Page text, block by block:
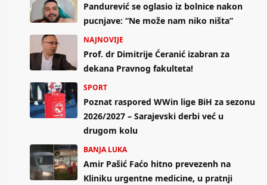
Pandurević se oglasio iz bolnice nakon
pucnjave: “Ne može nam niko ništa”
NAJNOVIJE
Prof. dr Dimitrije Ćeranić izabran za
dekana Pravnog fakulteta!
SPORT
Poznat raspored WWin lige BiH za sezonu
2026/2027 – Sarajevski derbi već u
drugom kolu
BANJA LUKA
Amir Pašić Faćo hitno prevezenh na
Kliniku urgentne medicine, u pratnji